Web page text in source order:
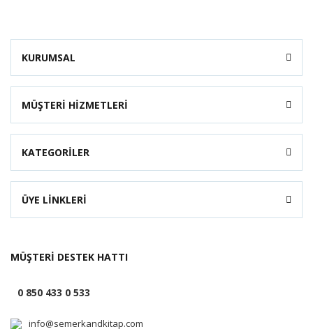
KURUMSAL
MÜŞTERİ HİZMETLERİ
KATEGORİLER
ÜYE LİNKLERİ
MÜŞTERİ DESTEK HATTI
0 850 433 0 533
info@semerkandkitap.com